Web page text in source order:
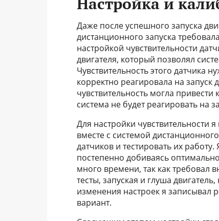
Даже после успешного запуска
дистанционного запуска
настройкой чувствительности
двигателя, который позволял
Чувствительность этого датчика
корректно реагировала на
чувствительность могла
система не будет реагировать на
Для настройки чувствительности
вместе с системой
датчиков и тестировать их
постепенно добиваясь
много времени, так как требовал
тесты, запуская и глуша
изменения настроек я записывал
вариант.